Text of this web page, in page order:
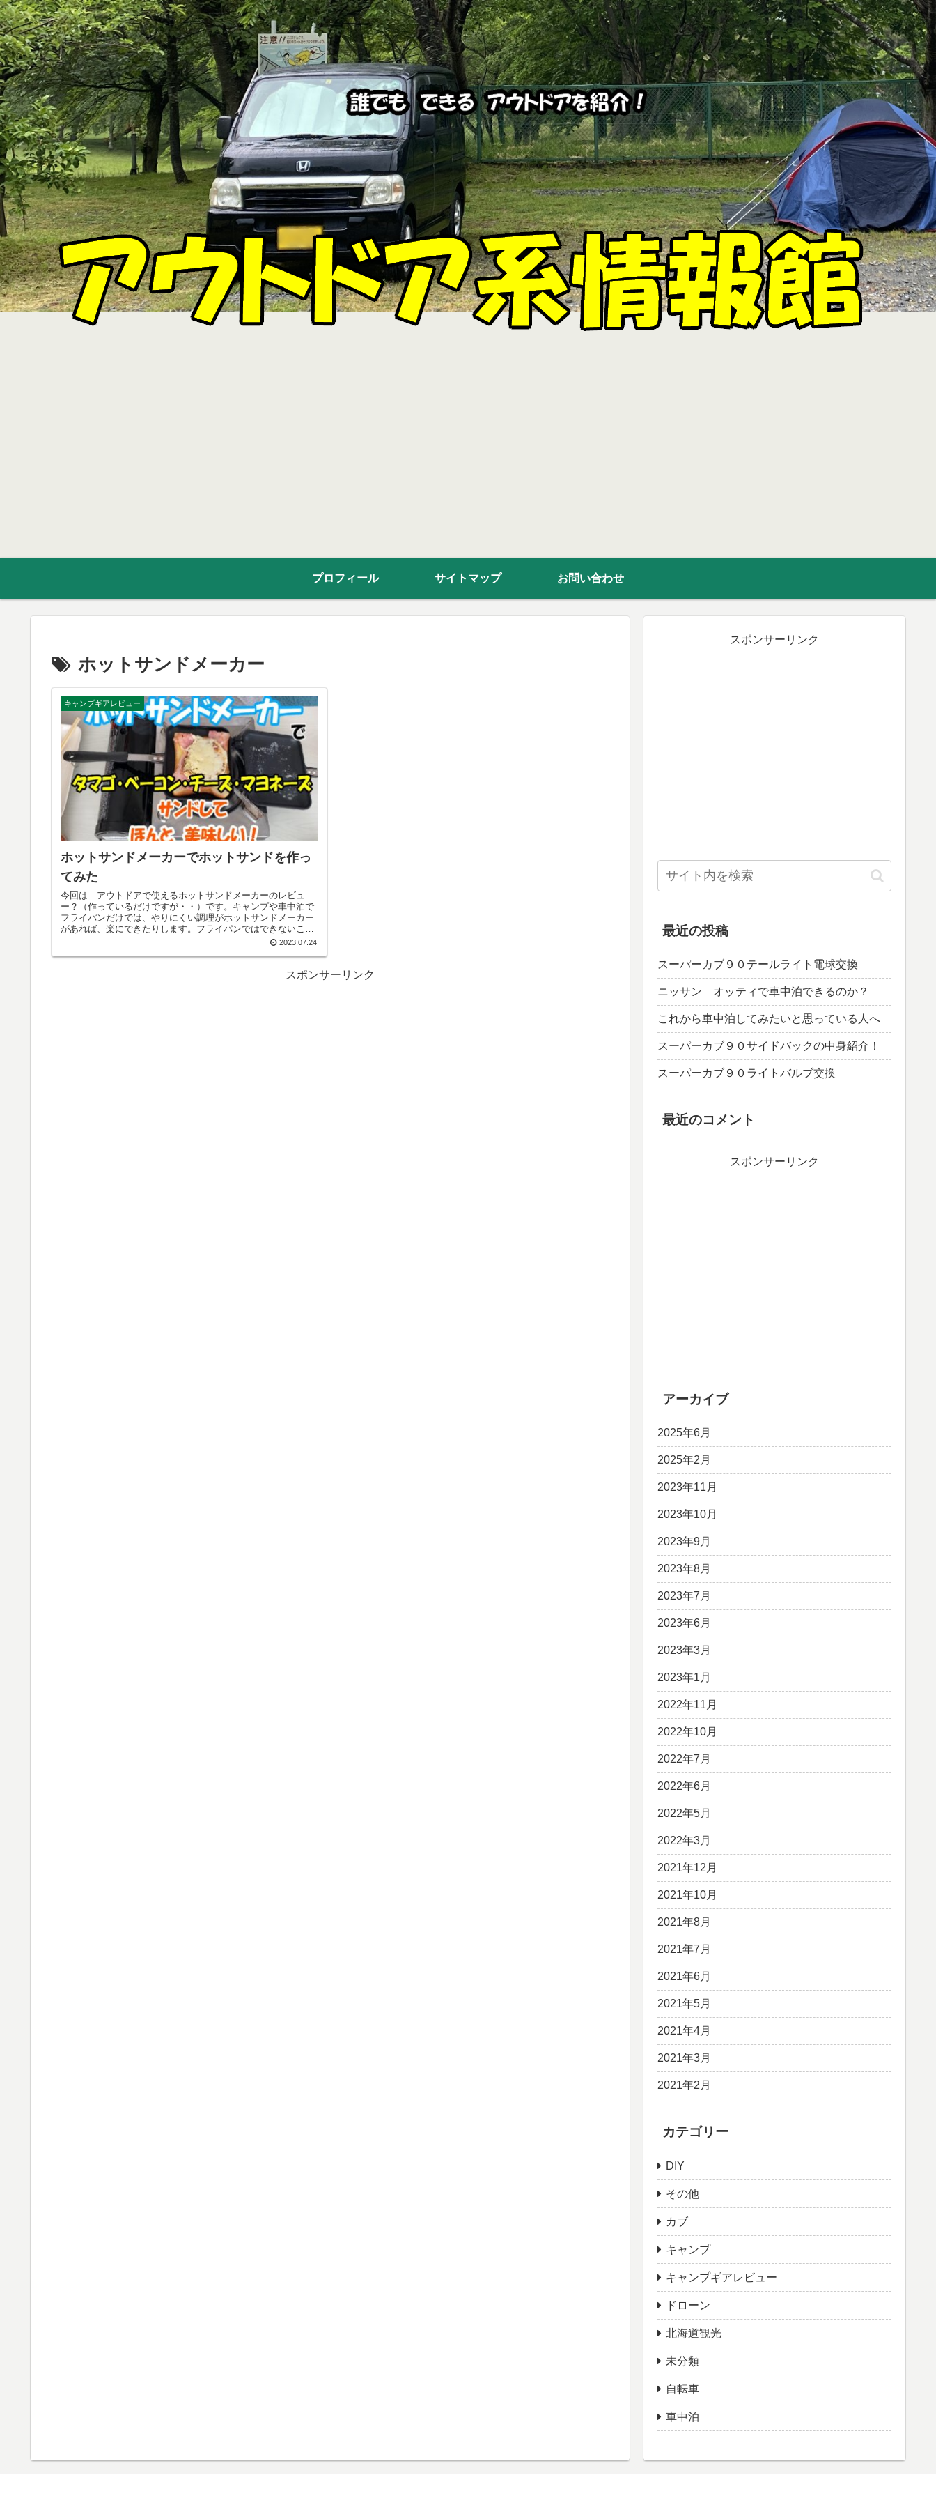
プロフィール サイトマップ お問い合わせ
ホットサンドメーカー
キャンプギアレビュー
ホットサンドメーカーでホットサンドを作っ
てみた
今回は アウトドアで使えるホットサンドメーカーのレビュ
ー？（作っているだけですが・・）です。キャンプや車中泊で
フライパンだけでは、やりにくい調理がホットサンドメーカー
があれば、楽にできたりします。フライパンではできないこと
ができる、というのが魅力です。ということで、ホットサンド
2023.07.24
スポンサーリンク
スポンサーリンク
最近の投稿
スーパーカブ９０テールライト電球交換
ニッサン オッティで車中泊できるのか？
これから車中泊してみたいと思っている人へ
スーパーカブ９０サイドバックの中身紹介！
スーパーカブ９０ライトバルブ交換
最近のコメント
スポンサーリンク
アーカイブ
2025年6月
2025年2月
2023年11月
2023年10月
2023年9月
2023年8月
2023年7月
2023年6月
2023年3月
2023年1月
2022年11月
2022年10月
2022年7月
2022年6月
2022年5月
2022年3月
2021年12月
2021年10月
2021年8月
2021年7月
2021年6月
2021年5月
2021年4月
2021年3月
2021年2月
カテゴリー
DIY
その他
カブ
キャンプ
キャンプギアレビュー
ドローン
北海道観光
未分類
自転車
車中泊